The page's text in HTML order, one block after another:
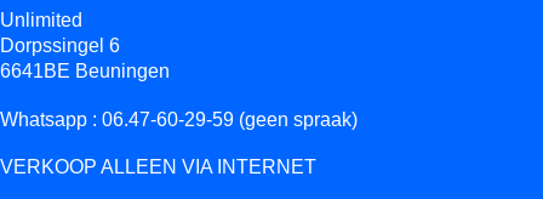
Unlimited
Dorpssingel 6
6641BE Beuningen
Whatsapp : 06.47-60-29-59 (geen spraak)
VERKOOP ALLEEN VIA INTERNET